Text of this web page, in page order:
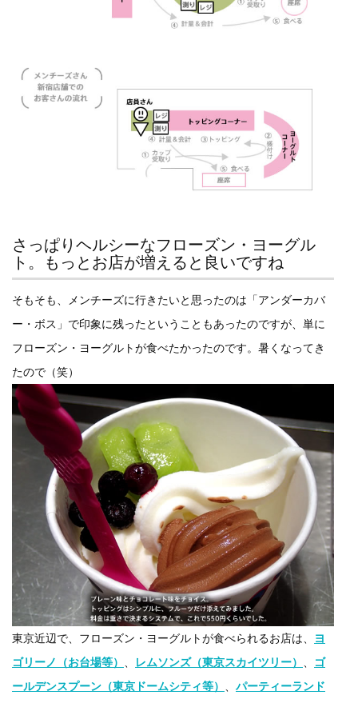
さっぱりヘルシーなフローズン・ヨーグル
ト。もっとお店が増えると良いですね
そもそも、メンチーズに行きたいと思ったのは「アンダーカバ
ー・ボス」で印象に残ったということもあったのですが、単に
フローズン・ヨーグルトが食べたかったのです。暑くなってき
たので（笑）
東京近辺で、フローズン・ヨーグルトが食べられるお店は、
ヨ
ゴリーノ（お台場等）
レムソンズ（東京スカイツリー）
ゴ
ールデンスプーン（東京ドームシティ等）
パーティーランド